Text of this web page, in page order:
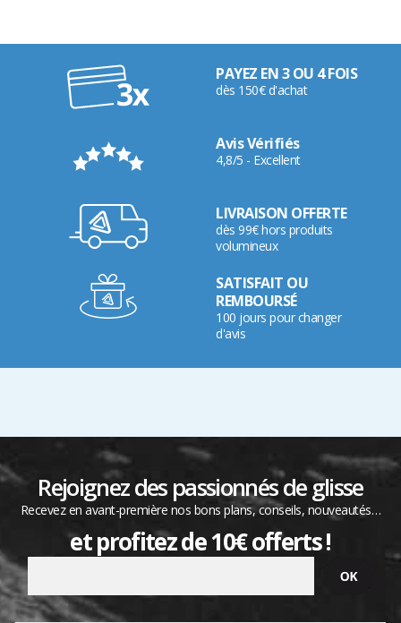
PAYEZ EN 3 OU 4 FOIS
dès 150€ d'achat
Avis Vérifiés
4,8/5 - Excellent
LIVRAISON OFFERTE
dès 99€ hors produits
volumineux
SATISFAIT OU
REMBOURSÉ
100 jours pour changer
d'avis
Rejoignez des passionnés de glisse
Recevez en avant-première nos bons plans, conseils, nouveautés…
et profitez de 10€ offerts !